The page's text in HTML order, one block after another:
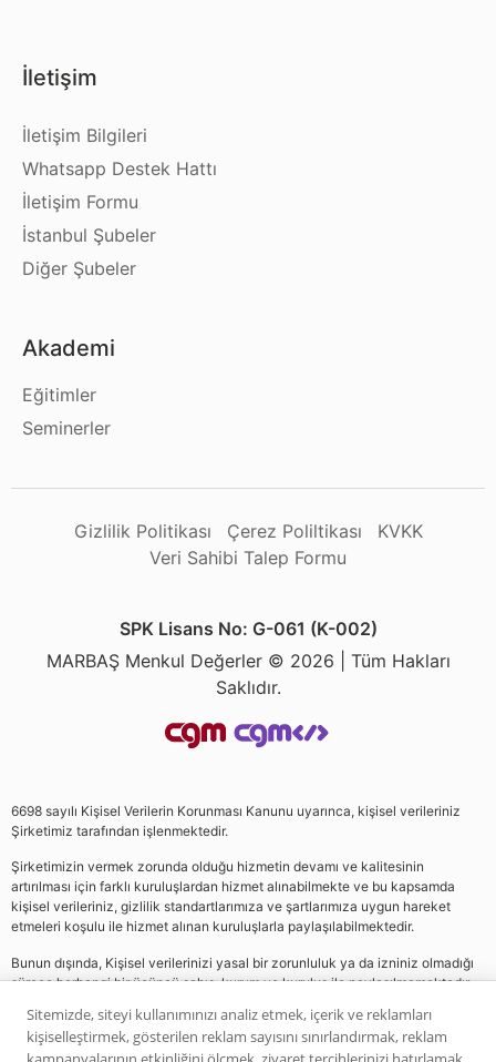
İletişim
İletişim Bilgileri
Whatsapp Destek Hattı
İletişim Formu
İstanbul Şubeler
Diğer Şubeler
Akademi
Eğitimler
Seminerler
Gizlilik Politikası Çerez Poliltikası
KVKK
Veri Sahibi Talep Formu
SPK Lisans No: G-061 (K-002)
MARBAŞ Menkul Değerler © 2026 | Tüm Hakları
Saklıdır.
6698 sayılı Kişisel Verilerin Korunması Kanunu uyarınca, kişisel verileriniz
Şirketimiz tarafından işlenmektedir.
Şirketimizin vermek zorunda olduğu hizmetin devamı ve kalitesinin
artırılması için farklı kuruluşlardan hizmet alınabilmekte ve bu kapsamda
kişisel verileriniz, gizlilik standartlarımıza ve şartlarımıza uygun hareket
etmeleri koşulu ile hizmet alınan kuruluşlarla paylaşılabilmektedir.
Bunun dışında, Kişisel verilerinizi yasal bir zorunluluk ya da izniniz olmadığı
sürece herhangi bir üçüncü şahıs, kurum ve kuruluş ile paylaşılmamaktadır.
Web sitemizde yer alan analiz, yorum ve tavsiyeler yatırım danışmanlığı
Sitemizde, siteyi kullanımınızı analiz etmek, içerik ve reklamları
kişiselleştirmek, gösterilen reklam sayısını sınırlandırmak, reklam